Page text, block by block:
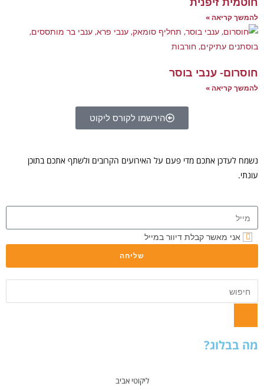
הקרובים ולשתף אתכם בתוכן